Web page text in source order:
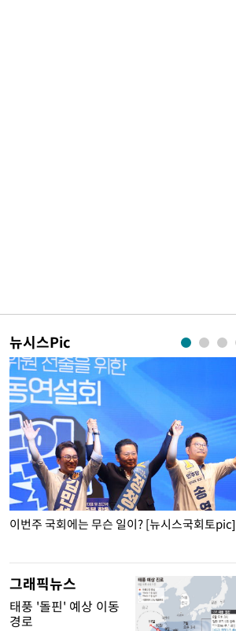
뉴시스Pic
이번주 국회에는 무슨 일이? [뉴시스국회토pic]
그래픽뉴스
태풍 '돌핀' 예상 이동
경로